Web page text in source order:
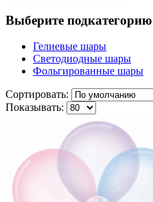
Выберите подкатегорию
Гелиевые шары
Светодиодные шары
Фольгированные шары
Сортировать:
Показывать: